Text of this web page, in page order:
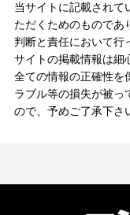
当サイトに記載されて
ただくためのものであ
判断と責任において行
サイトの掲載情報は細
全ての情報の正確性を
ラブル等の損失が被っ
ので、予めご了承下さ